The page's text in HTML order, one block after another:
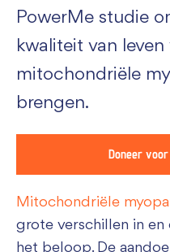
PowerMe studie
kwaliteit van
mitochondriële
brengen.
Doneer
Mitochondriële
grote verschillen in en
het beloop. De